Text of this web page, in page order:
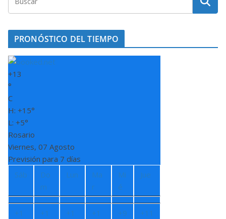
PRONÓSTICO DEL TIEMPO
+13
°
C
H: +15°
L: +5°
Rosario
Viernes, 07 Agosto
Previsión para 7 días
Sáb
Do
m
Lun
Ma
r
Mi
é
Jue
+1
+1
+1
+1
+9
+11